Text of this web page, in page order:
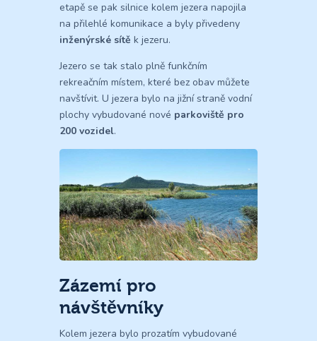
etapě se pak silnice kolem jezera napojila
na přilehlé komunikace a byly přivedeny
inženýrské sítě k jezeru.
Jezero se tak stalo plně funkčním
rekreačním místem, které bez obav můžete
navštívit. U jezera bylo na jižní straně vodní
plochy vybudované nové parkoviště pro
200 vozidel.
Zázemí pro
návštěvníky
Kolem jezera bylo prozatím vybudované